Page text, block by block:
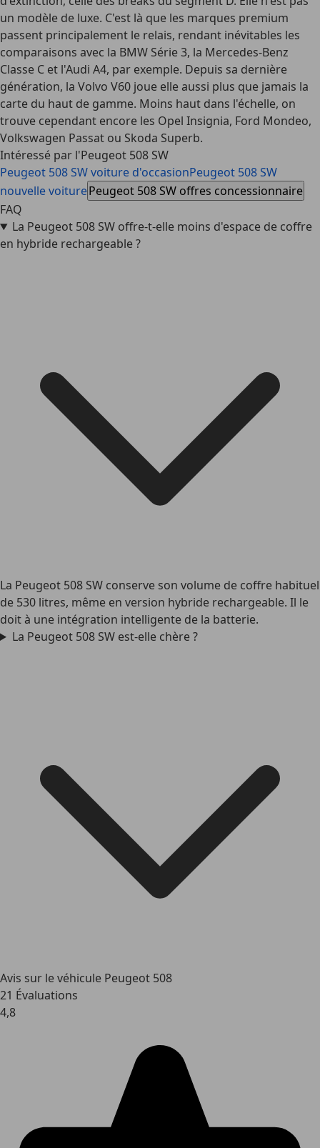
un modèle de luxe. C'est là que les marques premium
passent principalement le relais, rendant inévitables les
comparaisons avec la BMW Série 3, la Mercedes-Benz
Classe C et l'Audi A4, par exemple. Depuis sa dernière
génération, la Volvo V60 joue elle aussi plus que jamais la
carte du haut de gamme. Moins haut dans l'échelle, on
trouve cependant encore les Opel Insignia, Ford Mondeo,
Volkswagen Passat ou Skoda Superb.
Intéressé par l'Peugeot 508 SW
Peugeot 508 SW voiture d'occasionPeugeot 508 SW
nouvelle voiturePeugeot 508 SW offres concessionnaire
FAQ
La Peugeot 508 SW offre-t-elle moins d'espace de coffre
en hybride rechargeable ?
La Peugeot 508 SW conserve son volume de coffre habituel
de 530 litres, même en version hybride rechargeable. Il le
doit à une intégration intelligente de la batterie.
La Peugeot 508 SW est-elle chère ?
Avis sur le véhicule Peugeot 508
21 Évaluations
4,8